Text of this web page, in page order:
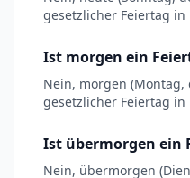
gesetzlicher Feiertag in
Ist morgen ein
Nein, morgen (Montag,
gesetzlicher Feiertag in
Ist übermorgen ein
Nein, übermorgen